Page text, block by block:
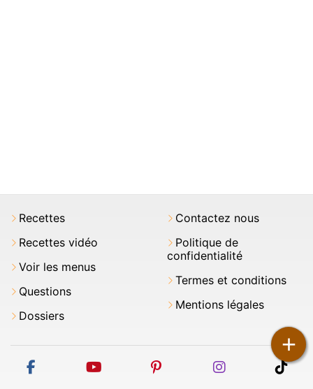
+
Recettes
Recettes vidéo
Voir les menus
Questions
Dossiers
Contactez nous
Politique de
confidentialité
Termes et conditions
Mentions légales
facebook youtube pinterest instagram